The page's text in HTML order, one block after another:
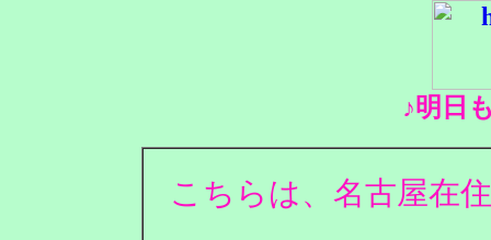
♪明日
こちらは、名古屋在